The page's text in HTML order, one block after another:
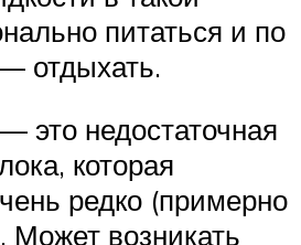
питаться и по
отдыхать.
это недостаточная
которая
редко (примерно
возникать